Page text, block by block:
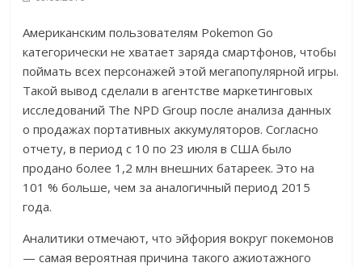
Американским пользователям Pokemon Go
категорически не хватает заряда смартфонов, чтобы
поймать всех персонажей этой мегапопулярной игры.
Такой вывод сделали в агентстве маркетинговых
исследований The NPD Group после анализа данных
о продажах портативных аккумуляторов. Согласно
отчету, в период с 10 по 23 июля в США было
продано более 1,2 млн внешних батареек. Это на
101 % больше, чем за аналогичный период 2015
года.
Аналитики отмечают, что эйфория вокруг покемонов
— самая вероятная причина такого ажиотажного